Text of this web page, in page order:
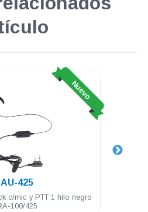
Nuevo
AU-425
c/mic y PTT 1 hilo negro
100/425